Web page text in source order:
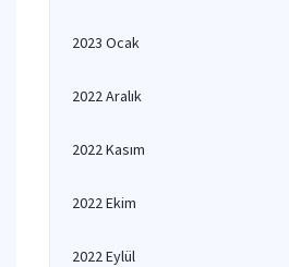
2023 Ocak
2022 Aralık
2022 Kasım
2022 Ekim
2022 Eylül